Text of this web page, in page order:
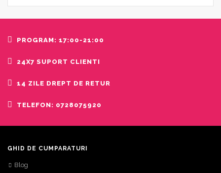
PROGRAM: 17:00-21:00
24X7 SUPORT CLIENTI
14 ZILE DREPT DE RETUR
TELEFON: 0728075920
GHID DE CUMPARATURI
Blog